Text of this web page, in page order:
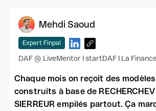
Mehdi Saoud
Expert Finpal
DAF @ LiveMentor I startDAF I La
Chaque mois on reçoit des
construits à base de
SIERREUR empilés partout. Ça